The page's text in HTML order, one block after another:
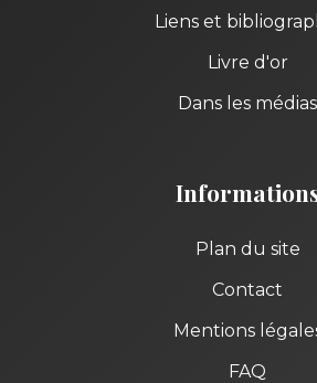
Liens et
Livre d'or
Dans les médias
Plan du site
Contact
Mentions
FAQ